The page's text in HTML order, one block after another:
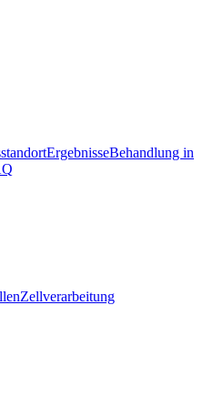
ErgebnisseBehandlung in
Zellverarbeitung